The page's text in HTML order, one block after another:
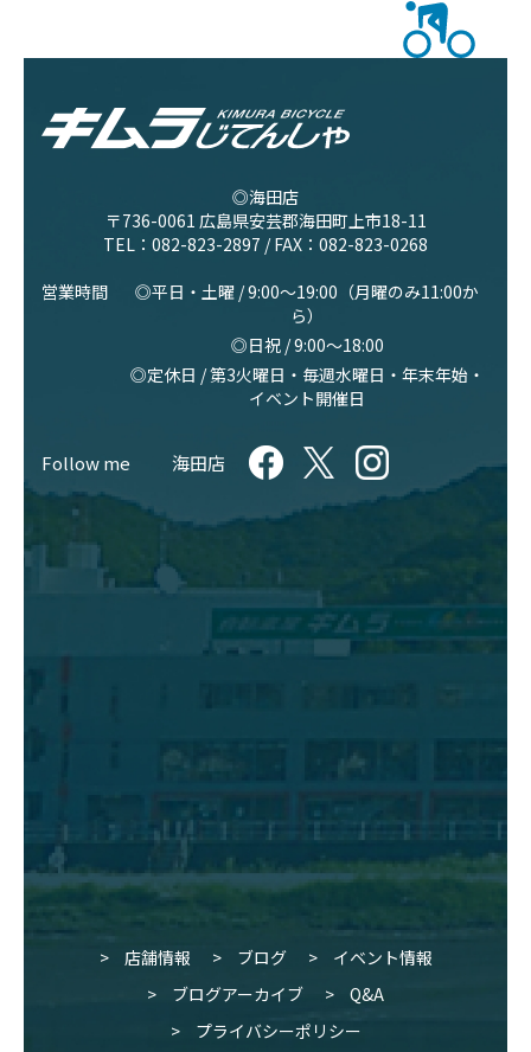
◎海田店
〒736-0061 広島県安芸郡海田町上市18-11
TEL： 082-823-2897 / FAX：082-823-0268
営業時間
◎平日・土曜 / 9:00〜19:00（月曜のみ11:00か
ら）
◎日祝 / 9:00〜18:00
◎定休日 / 第3火曜日・毎週水曜日・年末年始・
イベント開催日
Follow me 海田店
店舗情報 ブログ
イベント情報
ブログアーカイブ
Q&A
プライバシーポリシー